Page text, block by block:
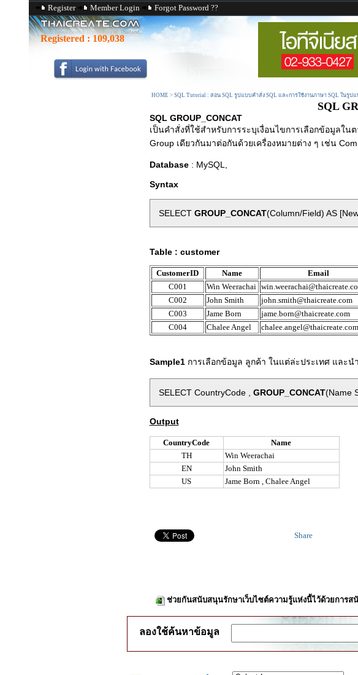
Register Member Login Forgot Password ??
Registered : 109,038
HOME > SQL Tutorial : สอน SQL รูปแบบคำสั่ง SQL และการใช้งานภาษา SQL ในรูป
SQL
SQL GROUP_CONCAT
เป็นคำสั่งที่ใช้สำหรับการระบุเงื่อนไขการเลือกข้อมูลในต
Group เดียวกันมาต่อกันด้วยเครื่องหมายต่าง ๆ เช่น
Database: MySQL,
Syntax
SELECT GROUP_CONCAT(Column/Field) AS
Table : customer
CustomerID Name Email
C001
Win Weerachai
C002
John Smith john.smith@thaicreate.com
C003
Jame Born jame.born@thaicreate.com
C004
Chalee Angel chalee.angel@thaicreate.com
Sample1การเลือกข้อมูล ลูกค้า ในแต่ล่ะประเทศ และน
SELECT CountryCode , GROUP_CONCAT(Name
Output
CountryCode
Name
TH
Win Weerachai
EN
John Smith
US
Jame Born , Chalee Angel
Share
ช่วยกันสนับสนุนรักษาเว็บไซต์ความรู้แห่งนี้ไว้ด้วยการส
ลองใช้ค้นหาข้อมูล